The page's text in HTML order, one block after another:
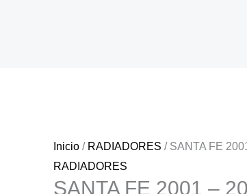
Inicio / RADIADORES / SANTA FE
RADIADORES
SANTA FE 2001 –